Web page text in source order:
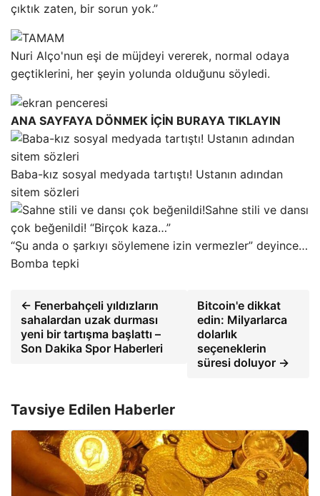
çıktık zaten, bir sorun yok.”
Nuri Alço'nun eşi de müjdeyi vererek, normal odaya
geçtiklerini, her şeyin yolunda olduğunu söyledi.
ANA SAYFAYA DÖNMEK İÇİN BURAYA TIKLAYIN
Baba-kız sosyal medyada tartıştı! Ustanın adından
sitem sözleri
Sahne stili ve dansı
çok beğenildi! “Birçok kaza…”
“Şu anda o şarkıyı söylemene izin vermezler” deyince…
Bomba tepki
← Fenerbahçeli yıldızların
sahalardan uzak durması
yeni bir tartışma başlattı –
Son Dakika Spor Haberleri
Bitcoin'e dikkat
edin: Milyarlarca
dolarlık
seçeneklerin
süresi doluyor →
Tavsiye Edilen Haberler